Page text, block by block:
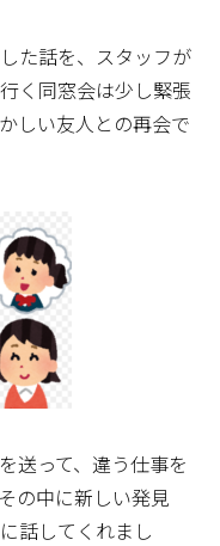
た話を、スタッフが
く同窓会は少し緊張
しい友人との再会で
送って、違う仕事を
の中に新しい発見
話してくれまし